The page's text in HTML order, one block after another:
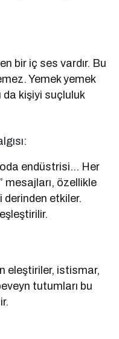
bir iç ses vardır. Bu
Yemek yemek
da kişiyi suçluluk
endüstrisi… Her
mesajları, özellikle
derinden etkiler.
eleştiriler, istismar,
tutumları bu